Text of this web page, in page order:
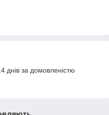
днів за домовленістю